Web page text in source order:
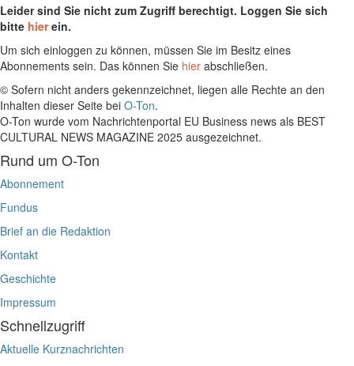
Leider sind Sie nicht zum Zugriff berechtigt. Loggen Sie sich
bitte hierein.
Um sich einloggen zu können, müssen Sie im Besitz eines
Abonnements sein. Das können Sie hier abschließen.
© Sofern nicht anders gekennzeichnet, liegen alle Rechte an den
Inhalten dieser Seite bei O-Ton.
O-Ton wurde vom Nachrichtenportal EU Business news als BEST
CULTURAL NEWS MAGAZINE 2025 ausgezeichnet.
Rund um O-Ton
Abonnement
Fundus
Brief an die Redaktion
Kontakt
Geschichte
Impressum
Schnellzugriff
Aktuelle Kurznachrichten